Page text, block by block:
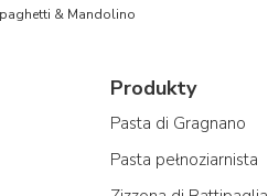
& Mandolino
Produkty
Pasta di Gragnano
Pasta pełnoziarnista